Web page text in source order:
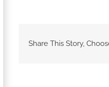
Share This Story,